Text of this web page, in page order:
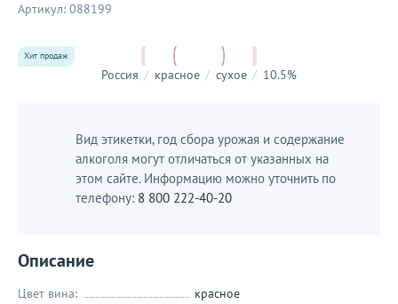
Артикул: 088199
Хит продаж
Россия / красное / сухое / 10.5%
Вид этикетки, год сбора урожая и содержание
алкоголя могут отличаться от указанных на
этом сайте. Информацию можно уточнить по
телефону: 8 800 222-40-20
Описание
Цвет вина:
красное